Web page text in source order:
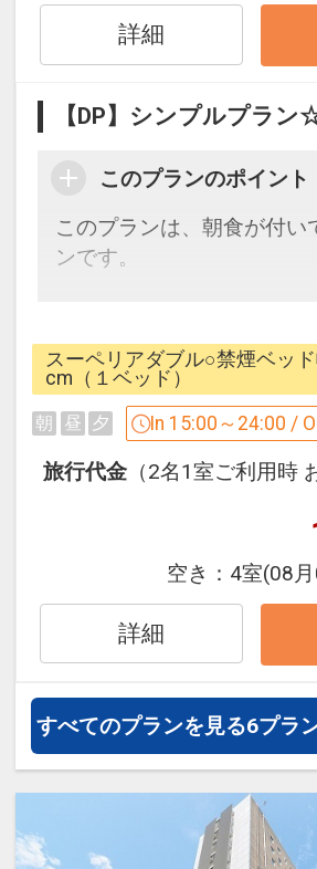
福岡市宿泊税条例により、
をご負担いただいておりま
お一人様、一泊あたり
20，000円未満 200円
20，000円以上 500円
インターネットコース番号
200000002706
詳細
【DP】シンプルプラン
このプランのポイント
このプランは、朝食が付い
ンです。
朝食付プランをご利用くだ
☆お宿からのおもてなし☆
・温泉施設「八百治の湯」
福岡市宿泊税条例により、
をご負担いただいておりま
お一人様、一泊あたり
20，000円未満 200円
20，000円以上 500円
スーペリアダブル○禁煙ベッ
cm（１ベッド）
朝 昼 夕 In 15:00～24:00 /
旅行代金 （2名1室ご利用時
空き： 4室(08
詳細
すべてのプランを見る6プラ